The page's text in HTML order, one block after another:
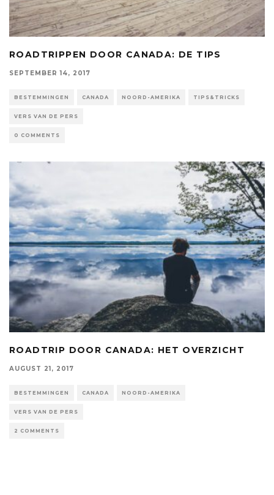
ROADTRIPPEN DOOR CANADA: DE TIPS
SEPTEMBER 14, 2017
BESTEMMINGEN CANADA NOORD-AMERIKA TIPS&TRICKS
VERS VAN DE PERS
0 COMMENTS
ROADTRIP DOOR CANADA: HET OVERZICHT
AUGUST 21, 2017
BESTEMMINGEN CANADA NOORD-AMERIKA
VERS VAN DE PERS
2 COMMENTS